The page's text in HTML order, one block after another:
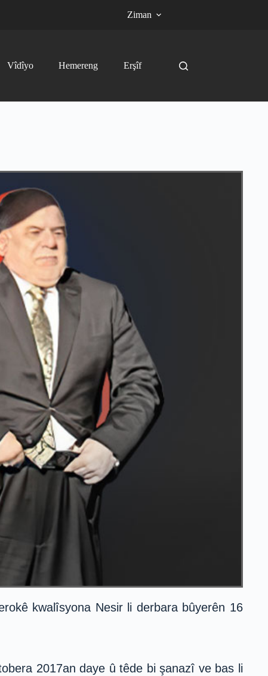
Ziman
Vîdîyo Hemereng Erşîf
kwalîsyona Nesir li derbara bûyerên 16
2017an daye û têde bi şanazî ve bas li